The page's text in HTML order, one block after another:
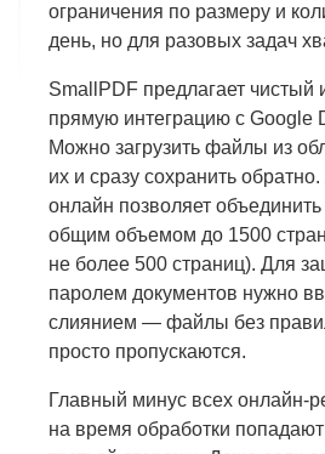
ограничения по размеру и
день, но для разовых задач
SmallPDF предлагает чистый
прямую интеграцию с Google
Можно загрузить файлы из
их и сразу сохранить
онлайн позволяет
общим объемом до 1500
не более 500 страниц). Для
паролем документов нужно
слиянием — файлы без
просто пропускаются.
Главный минус всех
на время обработки